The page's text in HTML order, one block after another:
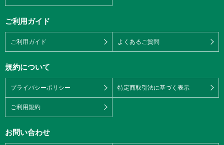
ご利用ガイド
ご利用ガイド よくあるご質問
規約について
プライバシーポリシー 特定商取引法に基づく表示
ご利用規約
お問い合わせ